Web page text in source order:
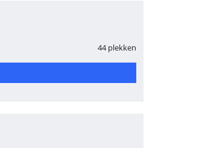
44 plekken